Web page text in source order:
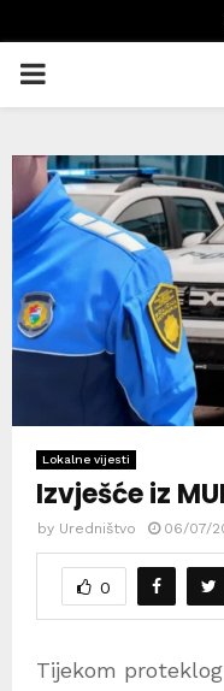
PRIMARY
Lokalne vijesti
Izvješće iz
by Uredništvo 06/07/
0
Tijekom